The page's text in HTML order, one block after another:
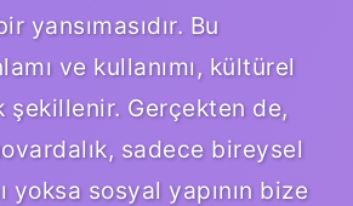
yansımasıdır. Bu
ve kullanımı, kültürel
şekillenir. Gerçekten de,
sadece bireysel
yoksa sosyal yapının bize